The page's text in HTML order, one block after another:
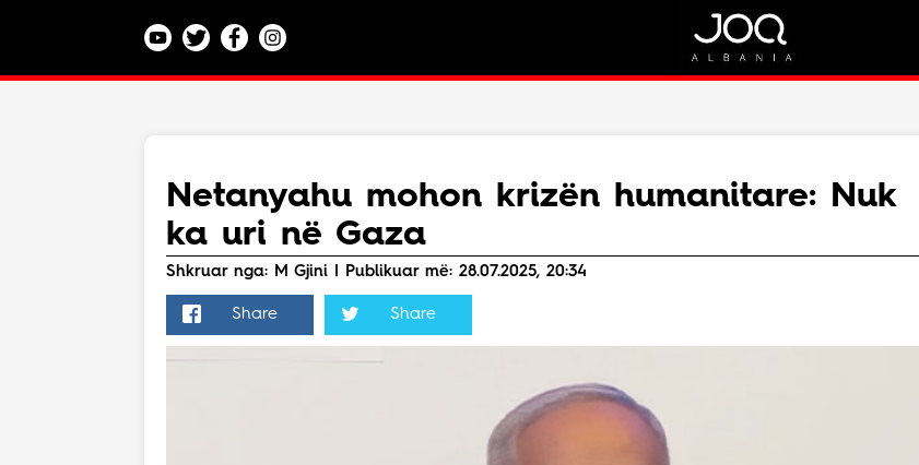
Lajme
Teknologji
Bota
Argëtim
Maqedoni
Puno me ne!
Live
Kontakt
Netanyahu mohon krizën humanitare: Nuk
ka uri në Gaza
Shkruar nga: M Gjini | Publikuar më: 28.07.2025, 20:34
Share Share